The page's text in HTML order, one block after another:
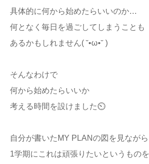
具体的に何から始めたらいいのか…
何となく毎日を過ごしてしまうことも
あるかもしれません( ˘•ω•˘ )
そんなわけで
何から始めたらいいか
考える時間を設けました⏲
自分が書いたMY PLANの図を見ながら
1学期にこれは頑張りたいというものを